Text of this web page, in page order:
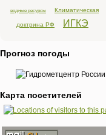
водные ресурсы Климатическая
доктрина РФ ИГКЭ
Прогноз погоды
Карта посетителей